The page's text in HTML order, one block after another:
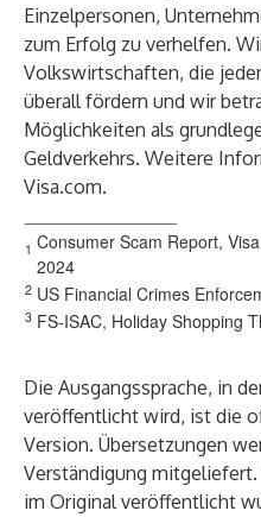
Einzelpersonen,
zum Erfolg zu verhelfen.
Volkswirtschaften, die
überall fördern und wir
Möglichkeiten als
Geldverkehrs. Weitere
Visa.com.
1 Consumer Scam Report,
2024
2 US Financial Crimes
3 FS-ISAC, Holiday Shopping
Die Ausgangssprache, in
veröffentlicht wird, ist die
Version. Übersetzungen
Verständigung
im Original veröffentlicht